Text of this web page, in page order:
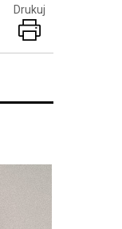
Drukuj